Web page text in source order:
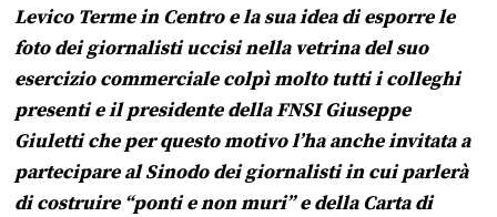
Levico Terme in Centro e la sua idea di esporre le
foto dei giornalisti uccisi nella vetrina del suo
esercizio commerciale colpì molto tutti i colleghi
presenti e il presidente della FNSI Giuseppe
Giuletti che per questo motivo l’ha anche invitata a
partecipare al Sinodo dei giornalisti in cui parlerà
di costruire “ponti e non muri” e della Carta di